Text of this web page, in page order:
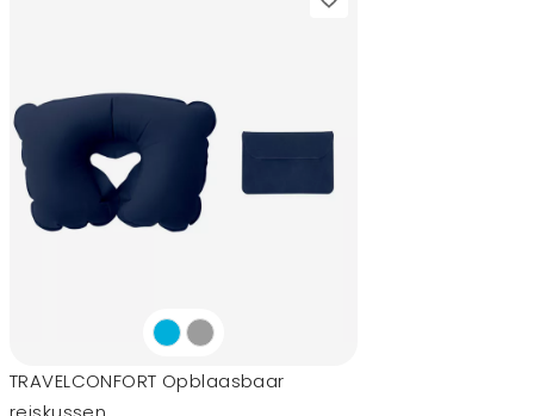
TRAVELCONFORT Opblaasbaar